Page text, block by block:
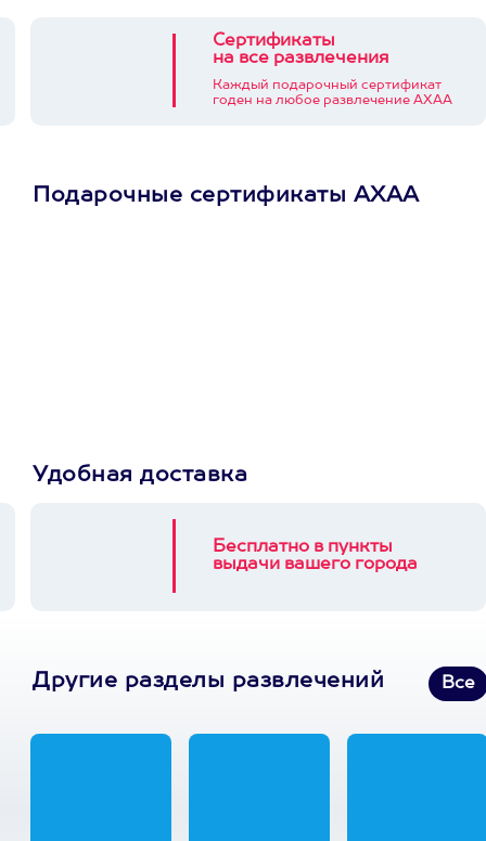
Сертификаты
на все развлечения
Каждый подарочный сертификат
годен на любое развлечение АХАА
Подарочные сертификаты АХАА
Удобная доставка
Бесплатно в пункты
выдачи вашего города
Другие разделы развлечений Все